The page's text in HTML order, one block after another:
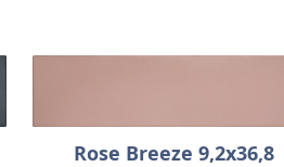
Rose Breeze 9,2x36,8